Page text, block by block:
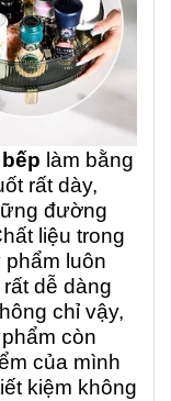
làm bằng
rất dày,
đường
liệu trong
phẩm luôn
dễ dàng
chỉ vậy,
còn
của mình
kiệm không